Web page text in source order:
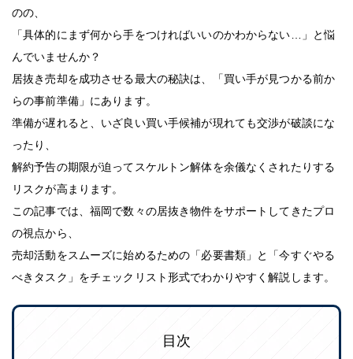
のの、
「具体的にまず何から手をつければいいのかわからない…」と悩
んでいませんか？
居抜き売却を成功させる最大の秘訣は、「買い手が見つかる前か
らの事前準備」にあります。
準備が遅れると、いざ良い買い手候補が現れても交渉が破談にな
ったり、
解約予告の期限が迫ってスケルトン解体を余儀なくされたりする
リスクが高まります。
この記事では、福岡で数々の居抜き物件をサポートしてきたプロ
の視点から、
売却活動をスムーズに始めるための「必要書類」と「今すぐやる
べきタスク」をチェックリスト形式でわかりやすく解説します。
目次